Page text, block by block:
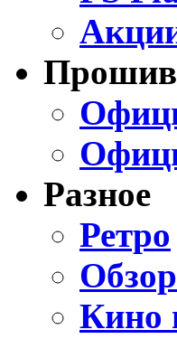
Разное
Ретро
Кино